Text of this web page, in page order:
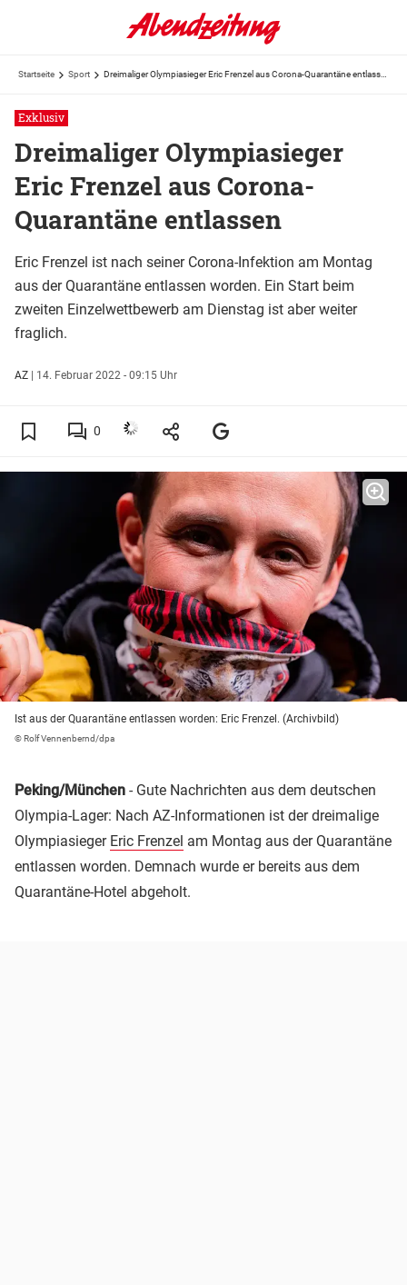
Startseite Sport
Exklusiv
Dreimaliger Olympiasieger
Eric Frenzel aus Corona-
Quarantäne entlassen
Eric Frenzel ist nach seiner Corona-Infektion am Montag
aus der Quarantäne entlassen worden. Ein Start beim
zweiten Einzelwettbewerb am Dienstag ist aber weiter
fraglich.
AZ 14. Februar 2022 - 09:15 Uhr
0
Ist aus der Quarantäne entlassen worden: Eric Frenzel. (Archivbild)
© Rolf Vennenbernd/dpa
Peking/München - Gute Nachrichten aus dem deutschen
Olympia-Lager: Nach AZ-Informationen ist der dreimalige
Olympiasieger Eric Frenzel am Montag aus der Quarantäne
entlassen worden. Demnach wurde er bereits aus dem
Quarantäne-Hotel abgeholt.